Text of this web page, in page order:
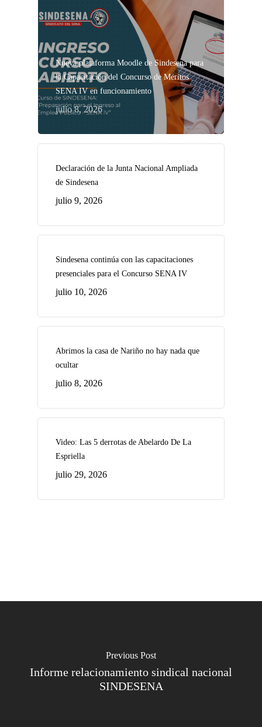
Nueva plataforma Moodle de Sindesena para
la Capacitación del Concurso de Méritos
SENA IV en funcionamiento
julio 8, 2026
Declaración de la Junta Nacional Ampliada
de Sindesena
julio 9, 2026
Sindesena continúa con las capacitaciones
presenciales para el Concurso SENA IV
julio 10, 2026
Abrimos la casa de Nariño no hay nada que
ocultar
julio 8, 2026
Video: Las 5 derrotas de Abelardo De La
Espriella
julio 29, 2026
Previous Post
Informe relacionamiento sindical nacional
SINDESENA